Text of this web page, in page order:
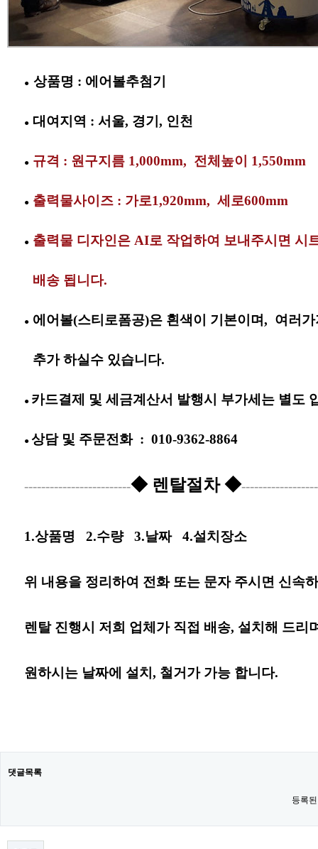
● 상품명 : 에어볼추첨기
● 대여지역 : 서울, 경기, 인천
● 규격 : 원구지름 1,000mm, 전체높이 1,550mm
● 출력물사이즈 : 가로1,920mm, 세로600mm
● 출력물 디자인은 AI로 작업하여 보내주시면 시
배송 됩니다.
● 에어볼(스티로폼공)은 흰색이 기본이며, 여러
추가 하실수 있습니다.
● 카드결제 및 세금계산서 발행시 부가세는 별도
● 상담 및 주문전화 : 010-9362-8864
-------------------------◆ 렌탈절차 ◆
1.상품명 2.수량 3.날짜 4.설치장소
위 내용을 정리하여 전화 또는 문자 주시면 신속
렌탈 진행시 저희 업체가 직접 배송, 설치해 드리
원하시는 날짜에 설치, 철거가 가능 합니다.
댓글목록
등록